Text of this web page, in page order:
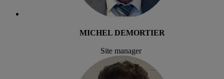
MICHEL DEMORTIER
Site manager